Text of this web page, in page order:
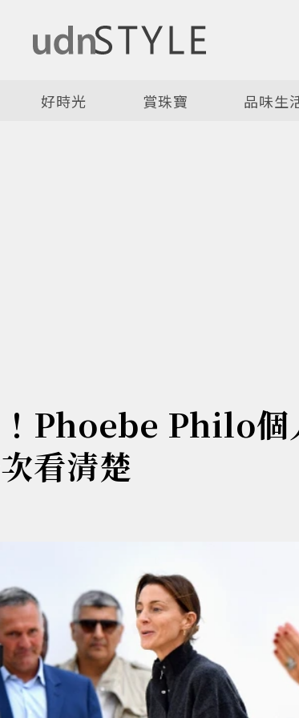
好時光 賞珠寶 品味生
Phoebe Philo個
看清楚